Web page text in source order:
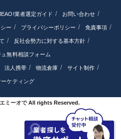
業者選定ガイド お問い合わせ
ー プライバシーポリシー 免責事項
反社会勢力に対する基本方針
ュ無料相談フォーム
法人携帯 物流倉庫 サイト制作
ーケティング
ミーオでAll rights Reserved.